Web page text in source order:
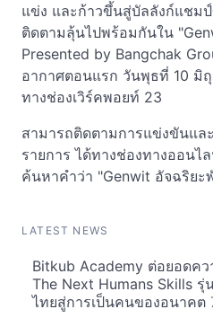
แข่ง และก้าวขึ้นสู่บัลลังก์แชม
ติดตามลุ้นไปพร้อมกันใน
Presented by Bangchak
อากาศตอนแรก วันพุธที่ 10 มิ
ทางช่องเวิร์คพอยท์ 23
สามารถติดตามการแข่งขันแล
รายการ ได้ทางช่องทางออนไ
ค้นหาคำว่า "Genwit อัจฉริยะ
LATEST NEWS
Bitkub Academy ต่อยอดคว
The Next Humans Skills
ไทยสู่การเป็นคนของอนาคต